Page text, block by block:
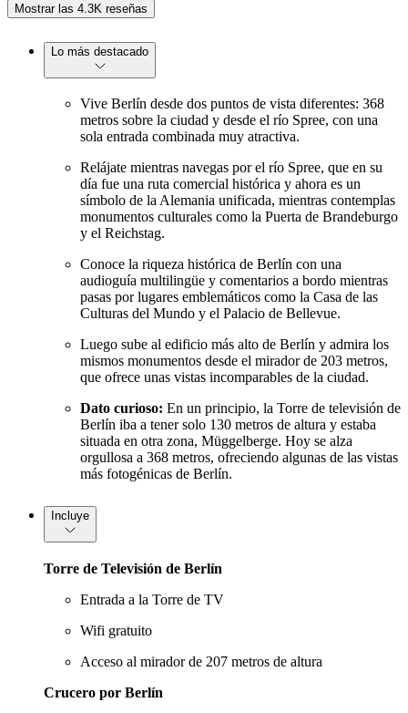
Mostrar las 4.3K reseñas
Lo más destacado
Vive Berlín desde dos puntos de vista diferentes: 368
metros sobre la ciudad y desde el río Spree, con una
sola entrada combinada muy atractiva.
Relájate mientras navegas por el río Spree, que en su
día fue una ruta comercial histórica y ahora es un
símbolo de la Alemania unificada, mientras contemplas
monumentos culturales como la Puerta de Brandeburgo
y el Reichstag.
Conoce la riqueza histórica de Berlín con una
audioguía multilingüe y comentarios a bordo mientras
pasas por lugares emblemáticos como la Casa de las
Culturas del Mundo y el Palacio de Bellevue.
Luego sube al edificio más alto de Berlín y admira los
mismos monumentos desde el mirador de 203 metros,
que ofrece unas vistas incomparables de la ciudad.
Dato curioso: En un principio, la Torre de televisión de
Berlín iba a tener solo 130 metros de altura y estaba
situada en otra zona, Müggelberge. Hoy se alza
orgullosa a 368 metros, ofreciendo algunas de las vistas
más fotogénicas de Berlín.
Incluye
Torre de Televisión de Berlín
Entrada a la Torre de TV
Wifi gratuito
Acceso al mirador de 207 metros de altura
Crucero por Berlín